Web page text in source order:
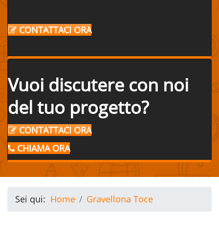
CONTATTACI ORA
Vuoi discutere con noi
del tuo progetto?
CONTATTACI ORA
CHIAMA ORA
Sei qui: Home Gravellona Toce